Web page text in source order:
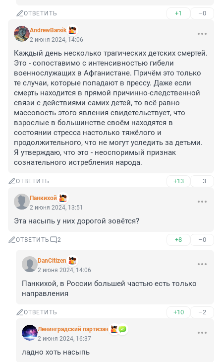
ОТВЕТИТЬ +1 –0
AndrewBarsik
2 июня 2024, 14:06
Каждый день несколько трагических детских смертей.
Это - сопоставимо с интенсивностью гибели
военнослужащих в Афганистане. Причём это только
те случаи, которые попадают в прессу. Даже если
смерть находится в прямой причинно-следственной
связи с действиями самих детей, то всё равно
массовость этого явления свидетельствует, что
взрослые в большинстве своём находятся в
состоянии стресса настолько тяжёлого и
продолжительного, что не могут уследить за детьми.
Я утверждаю, что это - неоспоримый признак
сознательного истребления народа.
ОТВЕТИТЬ +13 –3
Панкихой
2 июня 2024, 13:51
Эта насыпь у них дорогой зовётся?
ОТВЕТИТЬ 2 +8 –0
DanCitizen
2 июня 2024, 14:06
Панкихой, в России большей частью есть только
направления
ОТВЕТИТЬ +10 –2
Ленинградский партизан
2 июня 2024, 16:37
ладно хоть насыпь